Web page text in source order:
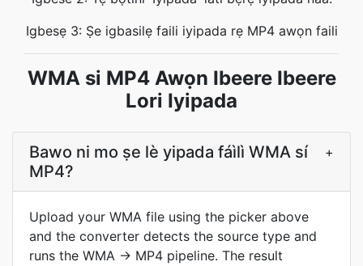
Igbesẹ 3: Ṣe igbasilẹ faili iyipada rẹ MP4 awọn faili
WMA si MP4 Awọn Ibeere Ibeere
Lori Iyipada
Bawo ni mo ṣe lè yipada fáìlì WMA sí
MP4?
+
Upload your WMA file using the picker above
and the converter detects the source type and
runs the WMA → MP4 pipeline. The result